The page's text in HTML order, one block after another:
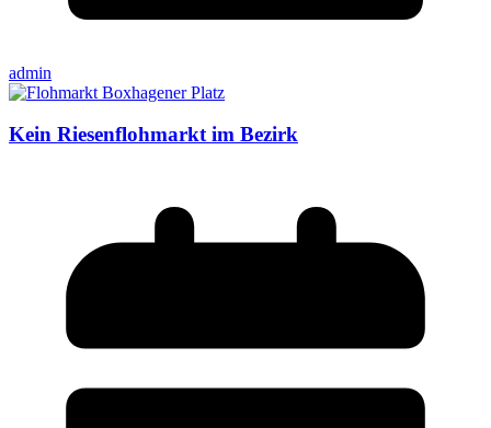
admin
Kein Riesenflohmarkt im Bezirk